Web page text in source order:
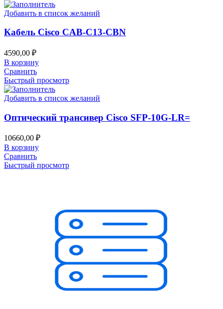
Добавить в список желаний
Кабель Cisco CAB-C13-CBN
4590,00 ₽
В корзину
Сравнить
Быстрый просмотр
Добавить в список желаний
Оптический трансивер Cisco SFP-10G-LR=
10660,00 ₽
В корзину
Сравнить
Быстрый просмотр